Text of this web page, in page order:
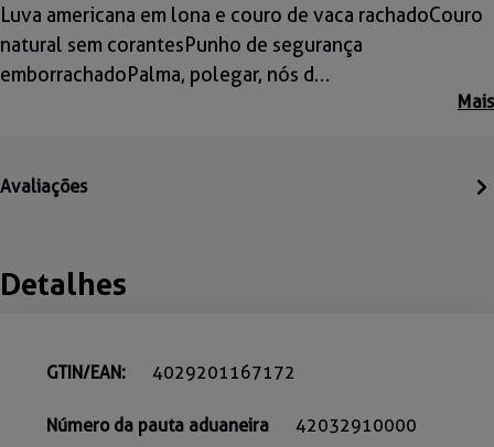
Luva americana em lona e couro de vaca rachadoCouro
natural sem corantesPunho de segurança
emborrachadoPalma, polegar, nós d…
Mais
Avaliações
Detalhes
GTIN/EAN: 4029201167172
Número da pauta aduaneira 42032910000